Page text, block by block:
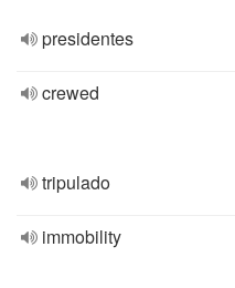
presidentes
crewed
tripulado
immobility